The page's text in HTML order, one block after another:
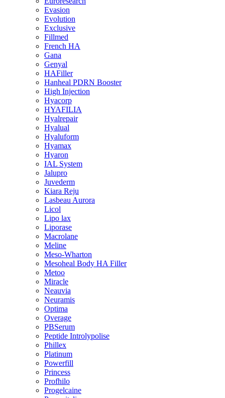
Evasion
Evolution
Exclusive
Fillmed
French HA
Gana
Genyal
HAFiller
Hanheal PDRN Booster
High Injection
Hyacorp
HYAFILIA
Hyalrepair
Hyalual
Hyaluform
Hyamax
Hyaron
IAL System
Jalupro
Juvederm
Kiara Reju
Lasbeau Aurora
Licol
Lipo lax
Liporase
Macrolane
Meline
Meso-Wharton
Mesoheal Body HA Filler
Metoo
Miracle
Neauvia
Neuramis
Optima
Overage
PBSerum
Peptide Introlypolise
Phillex
Platinum
Powerfill
Princess
Profhilo
Progelcaine